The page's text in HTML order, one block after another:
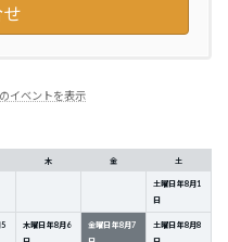
イベントを表示
木 金 土
土曜日 年8月1
日
5
木曜日 年8月 6
金曜日 年8月7
土曜日 年8月8